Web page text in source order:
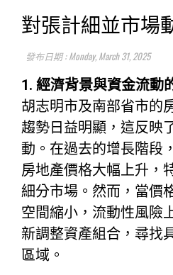
對張計細並市場
發布日期 : Monday, March 31, 2025
1. 經濟背景與資金流動
胡志明市及南部省市的
趨勢日益明顯，這反映
動。在過去的增長階段
房地產價格大幅上升，
細分市場。然而，當價
空間縮小，流動性風險
新調整資產組合，尋找
區域。